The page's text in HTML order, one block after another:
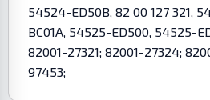
54524-ED50B, 82 00 127 321,
BC01A, 54525-ED500, 54525-
82001-27321; 82001-27324;
97453;